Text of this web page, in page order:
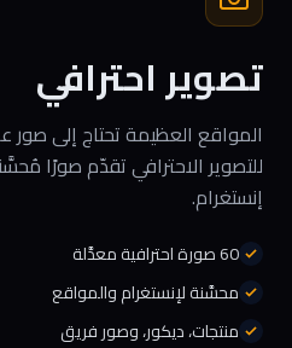
تصوير احترافي
المواقع العظيمة تحتاج إلى صور
للتصوير الاحترافي تقدّم صورًا
إنستغرام.
60 صورة احترافية معدَّلة
محسَّنة لإنستغرام والمواقع
منتجات، ديكور، وصور فريق